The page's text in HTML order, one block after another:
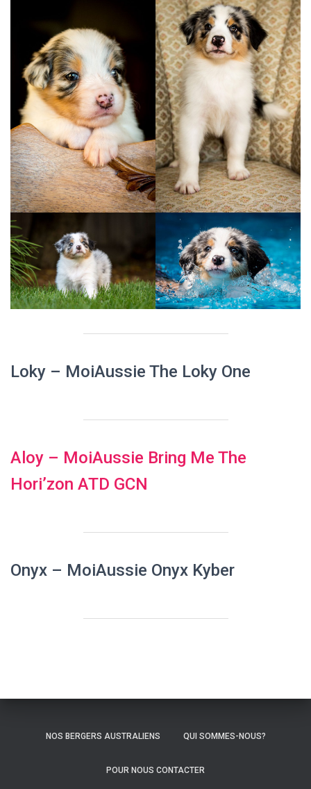
Loky – MoiAussie The Loky One
Aloy – MoiAussie Bring Me The
Hori’zon ATD GCN
Onyx – MoiAussie Onyx Kyber
NOS BERGERS AUSTRALIENS QUI SOMMES-NOUS?
POUR NOUS CONTACTER